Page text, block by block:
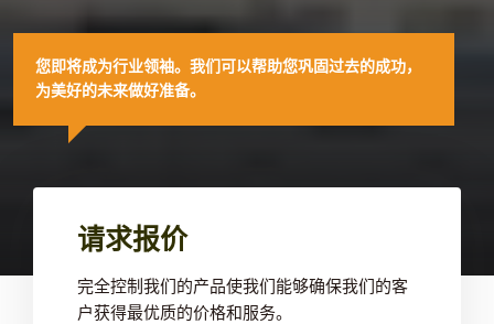
您即将成为行业领袖。我们可以帮助您巩固过去的成功，
为美好的未来做好准备。
请求报价
完全控制我们的产品使我们能够确保我们的客
户获得最优质的价格和服务。